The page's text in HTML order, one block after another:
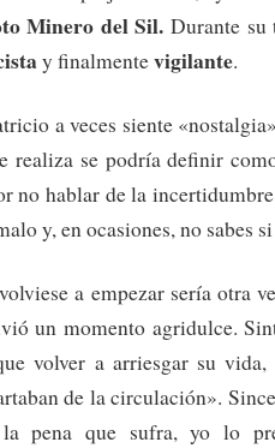
Minero del Sil. Durante su
y finalmentevigilante.
a veces siente
realiza se podría definir
no hablar de la
y,en ocasiones, no sabes
a empezar sería otra
un momento agridulce.
volver a arriesgar su vida,
de la circulación».
pena que sufra, yo lo